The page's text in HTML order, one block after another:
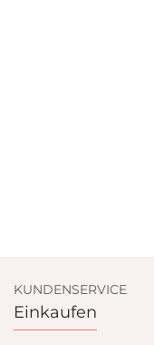
KUNDENSERVICE
Einkaufen